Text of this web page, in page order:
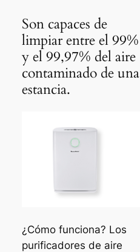
Son capaces de
limpiar entre el 99%
y el 99,97% del aire
contaminado de una
estancia.
¿Cómo funciona? Los
purificadores de aire